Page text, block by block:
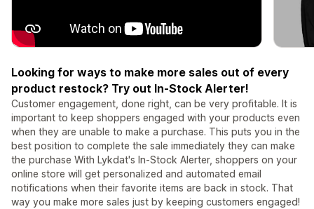
Looking for ways to make more sales out of every
product restock? Try out In-Stock Alerter!
Customer engagement, done right, can be very profitable. It is
important to keep shoppers engaged with your products even
when they are unable to make a purchase. This puts you in the
best position to complete the sale immediately they can make
the purchase With Lykdat's In-Stock Alerter, shoppers on your
online store will get personalized and automated email
notifications when their favorite items are back in stock. That
way you make more sales just by keeping customers engaged!